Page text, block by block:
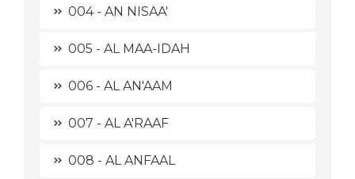
004 - AN NISAA'
005 - AL MAA-IDAH
006 - AL AN'AAM
007 - AL A'RAAF
008 - AL ANFAAL